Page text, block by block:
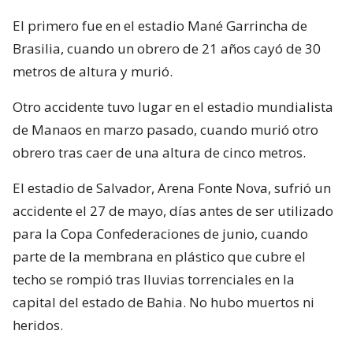
El primero fue en el estadio Mané Garrincha de
Brasilia, cuando un obrero de 21 años cayó de 30
metros de altura y murió.
Otro accidente tuvo lugar en el estadio mundialista
de Manaos en marzo pasado, cuando murió otro
obrero tras caer de una altura de cinco metros.
El estadio de Salvador, Arena Fonte Nova, sufrió un
accidente el 27 de mayo, días antes de ser utilizado
para la Copa Confederaciones de junio, cuando
parte de la membrana en plástico que cubre el
techo se rompió tras lluvias torrenciales en la
capital del estado de Bahia. No hubo muertos ni
heridos.